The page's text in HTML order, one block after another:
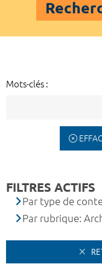
Mots-clés :
FILTRES ACTIFS
Par type de
Par rubrique: